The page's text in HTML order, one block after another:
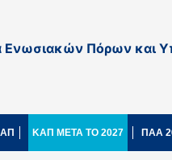
Ενωσιακών Πόρων και
ΚΑΠ ΜΕΤΑ ΤΟ 2027 ΠΑΑ